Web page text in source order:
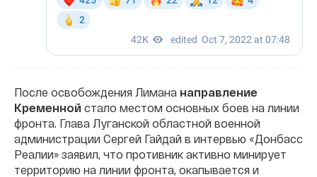
После освобождения Лимана направление
Кременной стало местом основных боев на линии
фронта. Глава Луганской областной военной
администрации Сергей Гайдай в интервью «Донбасс
Реалии» заявил, что противник активно минирует
территорию на линии фронта, окапывается и